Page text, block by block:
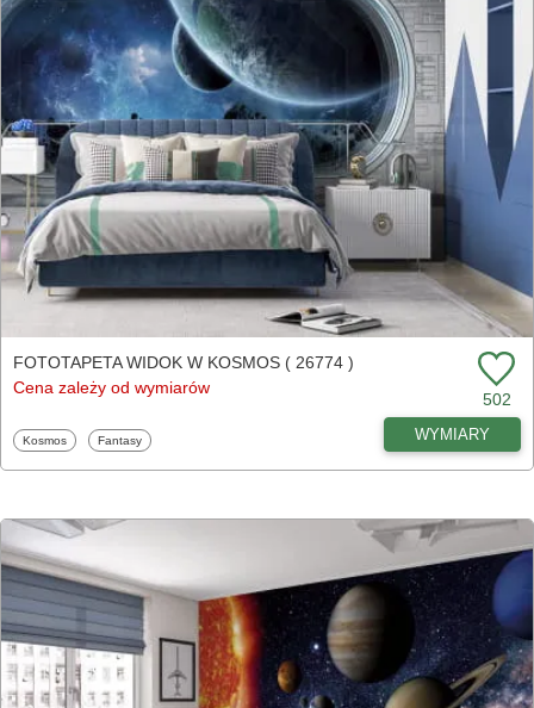
FOTOTAPETA WIDOK W KOSMOS ( 26774 )
Cena zależy od wymiarów
502
Fototapety
Kosmos Fototapety
Fantasy WYMIARY